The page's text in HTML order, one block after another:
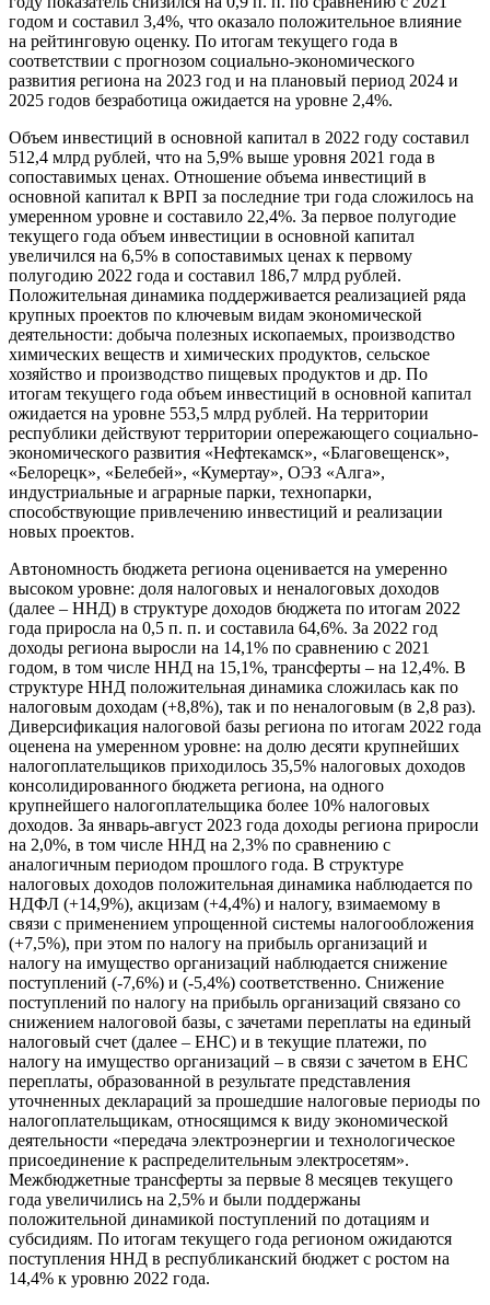
годом и составил 3,4%, что оказало положительное влияние
на рейтинговую оценку. По итогам текущего года в
соответствии с прогнозом социально-экономического
развития региона на 2023 год и на плановый период 2024 и
2025 годов безработица ожидается на уровне 2,4%.
Объем инвестиций в основной капитал в 2022 году составил
512,4 млрд рублей, что на 5,9% выше уровня 2021 года в
сопоставимых ценах. Отношение объема инвестиций в
основной капитал к ВРП за последние три года сложилось на
умеренном уровне и составило 22,4%. За первое полугодие
текущего года объем инвестиции в основной капитал
увеличился на 6,5% в сопоставимых ценах к первому
полугодию 2022 года и составил 186,7 млрд рублей.
Положительная динамика поддерживается реализацией ряда
крупных проектов по ключевым видам экономической
деятельности: добыча полезных ископаемых, производство
химических веществ и химических продуктов, сельское
хозяйство и производство пищевых продуктов и др. По
итогам текущего года объем инвестиций в основной капитал
ожидается на уровне 553,5 млрд рублей. На территории
республики действуют территории опережающего социально-
экономического развития «Нефтекамск», «Благовещенск»,
«Белорецк», «Белебей», «Кумертау», ОЭЗ «Алга»,
индустриальные и аграрные парки, технопарки,
способствующие привлечению инвестиций и реализации
новых проектов.
Автономность бюджета региона оценивается на умеренно
высоком уровне: доля налоговых и неналоговых доходов
(далее – ННД) в структуре доходов бюджета по итогам 2022
года приросла на 0,5 п. п. и составила 64,6%. За 2022 год
доходы региона выросли на 14,1% по сравнению с 2021
годом, в том числе ННД на 15,1%, трансферты – на 12,4%. В
структуре ННД положительная динамика сложилась как по
налоговым доходам (+8,8%), так и по неналоговым (в 2,8 раз).
Диверсификация налоговой базы региона по итогам 2022 года
оценена на умеренном уровне: на долю десяти крупнейших
налогоплательщиков приходилось 35,5% налоговых доходов
консолидированного бюджета региона, на одного
крупнейшего налогоплательщика более 10% налоговых
доходов. За январь-август 2023 года доходы региона приросли
на 2,0%, в том числе ННД на 2,3% по сравнению с
аналогичным периодом прошлого года. В структуре
налоговых доходов положительная динамика наблюдается по
НДФЛ (+14,9%), акцизам (+4,4%) и налогу, взимаемому в
связи с применением упрощенной системы налогообложения
(+7,5%), при этом по налогу на прибыль организаций и
налогу на имущество организаций наблюдается снижение
поступлений (-7,6%) и (-5,4%) соответственно. Снижение
поступлений по налогу на прибыль организаций связано со
снижением налоговой базы, с зачетами переплаты на единый
налоговый счет (далее – ЕНС) и в текущие платежи, по
налогу на имущество организаций – в связи с зачетом в ЕНС
переплаты, образованной в результате представления
уточненных деклараций за прошедшие налоговые периоды по
налогоплательщикам, относящимся к виду экономической
деятельности «передача электроэнергии и технологическое
присоединение к распределительным электросетям».
Межбюджетные трансферты за первые 8 месяцев текущего
года увеличились на 2,5% и были поддержаны
положительной динамикой поступлений по дотациям и
субсидиям. По итогам текущего года регионом ожидаются
поступления ННД в республиканский бюджет с ростом на
14,4% к уровню 2022 года.